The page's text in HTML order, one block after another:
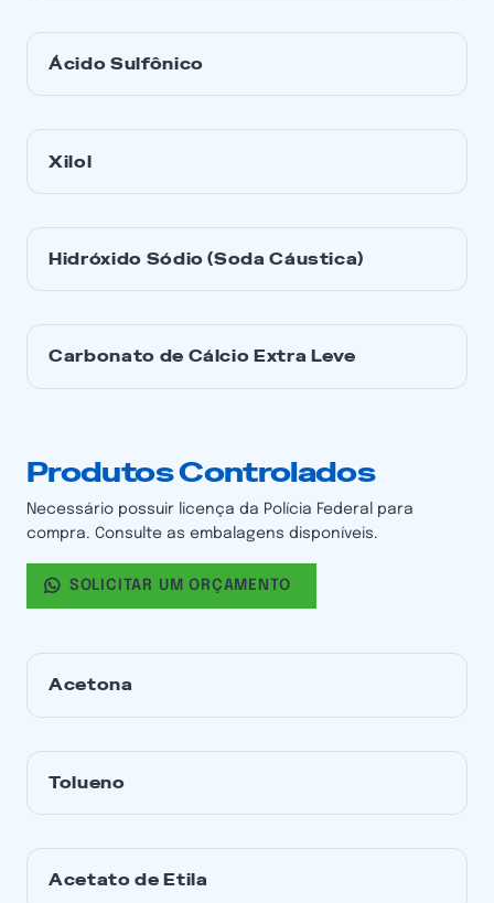
Ácido Sulfônico
Xilol
Hidróxido Sódio (Soda Cáustica)
Carbonato de Cálcio Extra Leve
Produtos Controlados
Necessário possuir licença da Polícia Federal para
compra. Consulte as embalagens disponíveis.
SOLICITAR UM ORÇAMENTO
Acetona
Tolueno
Acetato de Etila